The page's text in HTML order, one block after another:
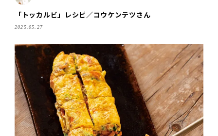
「トッカルビ」レシピ／コウケンテツさん
2025.05.27